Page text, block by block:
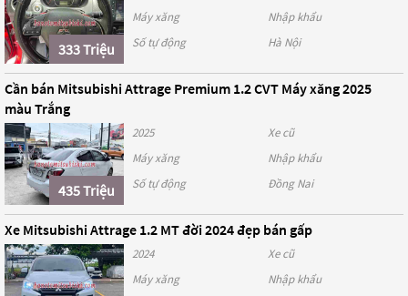
333 Triệu
Máy xăng
Nhập khẩu
Số tự động
Hà Nội
Cần bán Mitsubishi Attrage Premium 1.2 CVT Máy xăng 2025
màu Trắng
435 Triệu
2025
Xe cũ
Máy xăng
Nhập khẩu
Số tự động
Đồng Nai
Xe Mitsubishi Attrage 1.2 MT đời 2024 đẹp bán gấp
2024
Xe cũ
Máy xăng
Nhập khẩu